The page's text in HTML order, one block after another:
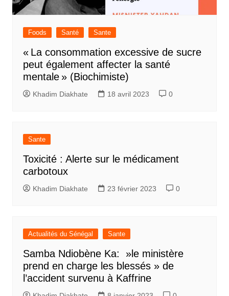
Foods Santé Sante
« La consommation excessive de sucre
peut également affecter la santé
mentale » (Biochimiste)
Khadim Diakhate 18 avril 2023 0
Sante
Toxicité : Alerte sur le médicament
carbotoux
Khadim Diakhate 23 février 2023 0
Actualités du Sénégal Sante
Samba Ndiobène Ka: »le ministère
prend en charge les blessés » de
l’accident survenu à Kaffrine